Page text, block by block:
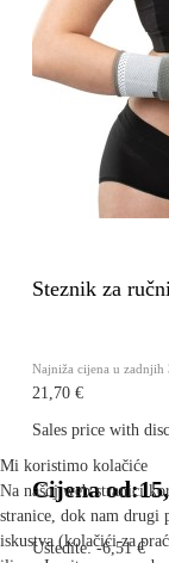
Steznik za
Najniža cijena u zadnjih
21,70 €
Sales price with
Cijena od:
Uštedite:-6,51 €
Mi koristimo kolačiće
Na našoj web stranici
stranice, dok nam drugi
iskustva (kolačići za